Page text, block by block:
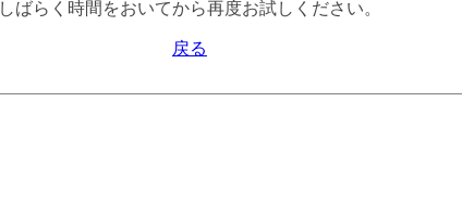
しばらく時間をおいてから再度お試しください。
戻る